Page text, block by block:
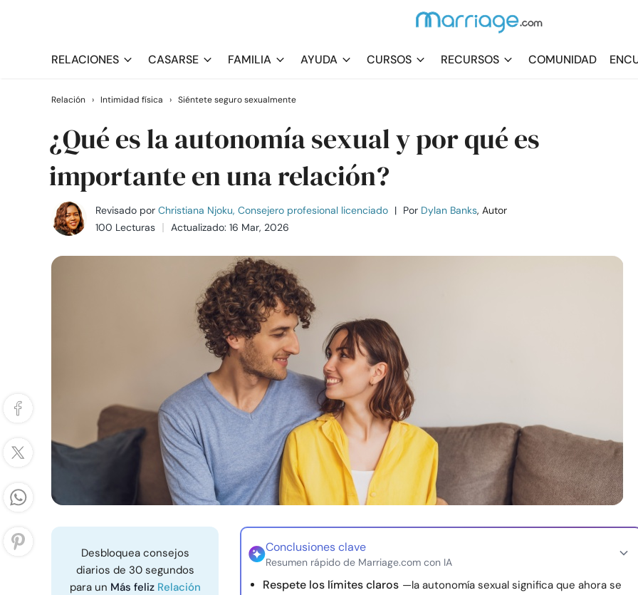
RELACIONES CASARSE FAMILIA AYUDA CURSOS RECURSOS COMUNIDAD
Relación › Intimidad física › Siéntete seguro sexualmente
¿Qué es la autonomía sexual y por qué es
importante en una relación?
Revisado por Christiana Njoku, Consejero profesional licenciado | Por Dylan Banks, Autor
100 Lecturas
Actualizado: 16 Mar, 2026
Desbloquea consejos
diarios de 30 segundos
para un Más feliz Relación
Conclusiones clave
Resumen rápido de Marriage.com con IA
Respete los límites claros —la autonomía sexual significa que ahora se